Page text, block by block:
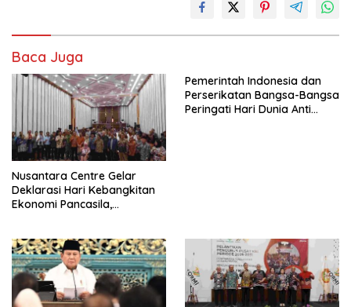
Baca Juga
Nusantara Centre Gelar
Deklarasi Hari Kebangkitan
Ekonomi Pancasila,
Penjajahan (Pergolakan
Ekonomi Politik Indonesia) &
Simposium Nasional “Urgensi
Undang-Undang
Perekonomian Nasional dan
Pemerintah Indonesia dan
Perserikatan Bangsa-Bangsa
Peringati Hari Dunia Anti